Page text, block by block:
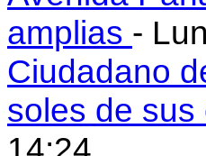
amplias -
Ciudadano
soles de